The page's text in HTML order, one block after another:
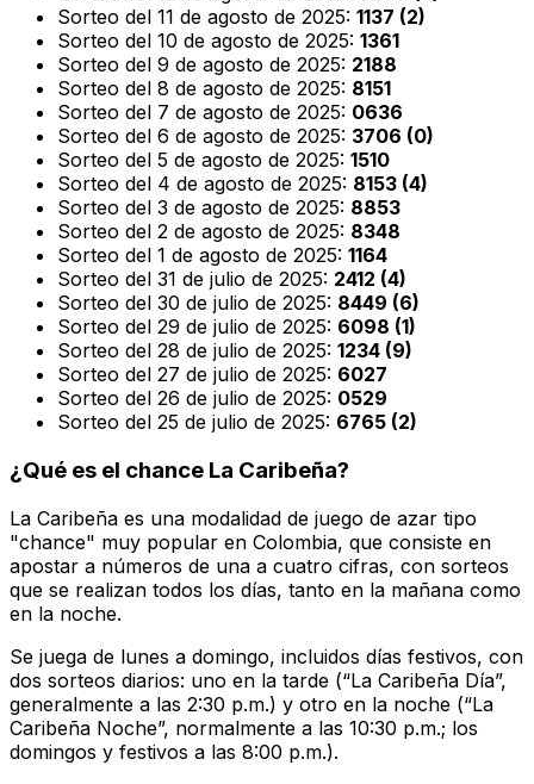
Sorteo del 11 de agosto de 2025: 1137 (2)
Sorteo del 10 de agosto de 2025: 1361
Sorteo del 9 de agosto de 2025: 2188
Sorteo del 8 de agosto de 2025: 8151
Sorteo del 7 de agosto de 2025: 0636
Sorteo del 6 de agosto de 2025: 3706 (0)
Sorteo del 5 de agosto de 2025: 1510
Sorteo del 4 de agosto de 2025: 8153 (4)
Sorteo del 3 de agosto de 2025: 8853
Sorteo del 2 de agosto de 2025: 8348
Sorteo del 1 de agosto de 2025: 1164
Sorteo del 31 de julio de 2025: 2412 (4)
Sorteo del 30 de julio de 2025: 8449 (6)
Sorteo del 29 de julio de 2025: 6098 (1)
Sorteo del 28 de julio de 2025: 1234 (9)
Sorteo del 27 de julio de 2025: 6027
Sorteo del 26 de julio de 2025: 0529
Sorteo del 25 de julio de 2025: 6765 (2)
¿Qué es el chance La Caribeña?
La Caribeña es una modalidad de juego de azar tipo
"chance" muy popular en Colombia, que consiste en
apostar a números de una a cuatro cifras, con sorteos
que se realizan todos los días, tanto en la mañana como
en la noche.
Se juega de lunes a domingo, incluidos días festivos, con
dos sorteos diarios: uno en la tarde (“La Caribeña Día”,
generalmente a las 2:30 p.m.) y otro en la noche (“La
Caribeña Noche”, normalmente a las 10:30 p.m.; los
domingos y festivos a las 8:00 p.m.).